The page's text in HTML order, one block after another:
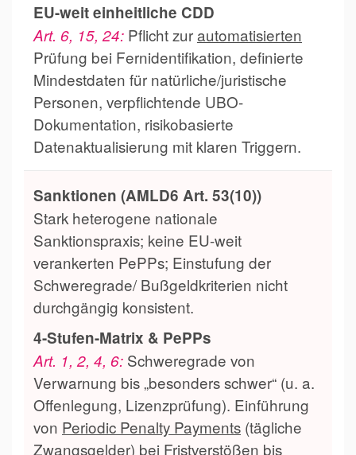
EU-weit einheitliche CDD
Art. 6, 15, 24: Pflicht zurautomatisierten
Prüfung bei Fernidentifikation, definierte
Mindestdaten für natürliche/juristische
Personen, verpflichtende UBO-
Dokumentation, risikobasierte
Datenaktualisierung mit klaren Triggern.
Sanktionen (AMLD6 Art. 53(10))
Stark heterogene nationale
Sanktionspraxis; keine EU-weit
verankerten PePPs; Einstufung der
Schweregrade/ Bußgeldkriterien nicht
durchgängig konsistent.
4-Stufen-Matrix & PePPs
Art. 1, 2, 4, 6: Schweregrade von
Verwarnung bis „besonders schwer“ (u. a.
Offenlegung, Lizenzprüfung). Einführung
von Periodic Penalty Payments (tägliche
Zwangsgelder) bei Fristverstößen bis